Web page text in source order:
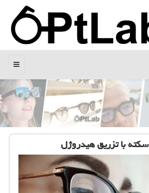
منو
با تزریق هیدروژل